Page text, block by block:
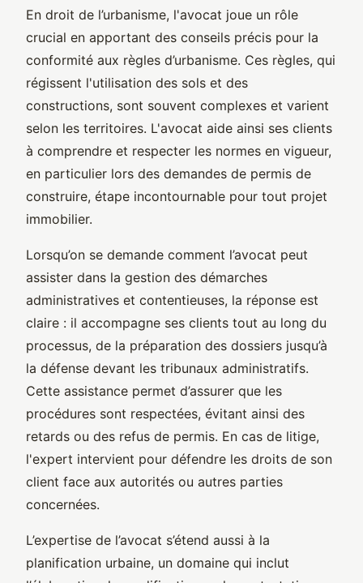
En droit de l’urbanisme, l'avocat joue un rôle
crucial en apportant des conseils précis pour la
conformité aux règles d’urbanisme. Ces règles, qui
régissent l'utilisation des sols et des
constructions, sont souvent complexes et varient
selon les territoires. L'avocat aide ainsi ses clients
à comprendre et respecter les normes en vigueur,
en particulier lors des demandes de permis de
construire, étape incontournable pour tout projet
immobilier.
Lorsqu’on se demande comment l’avocat peut
assister dans la gestion des démarches
administratives et contentieuses, la réponse est
claire : il accompagne ses clients tout au long du
processus, de la préparation des dossiers jusqu’à
la défense devant les tribunaux administratifs.
Cette assistance permet d’assurer que les
procédures sont respectées, évitant ainsi des
retards ou des refus de permis. En cas de litige,
l'expert intervient pour défendre les droits de son
client face aux autorités ou autres parties
concernées.
L’expertise de l’avocat s’étend aussi à la
planification urbaine, un domaine qui inclut